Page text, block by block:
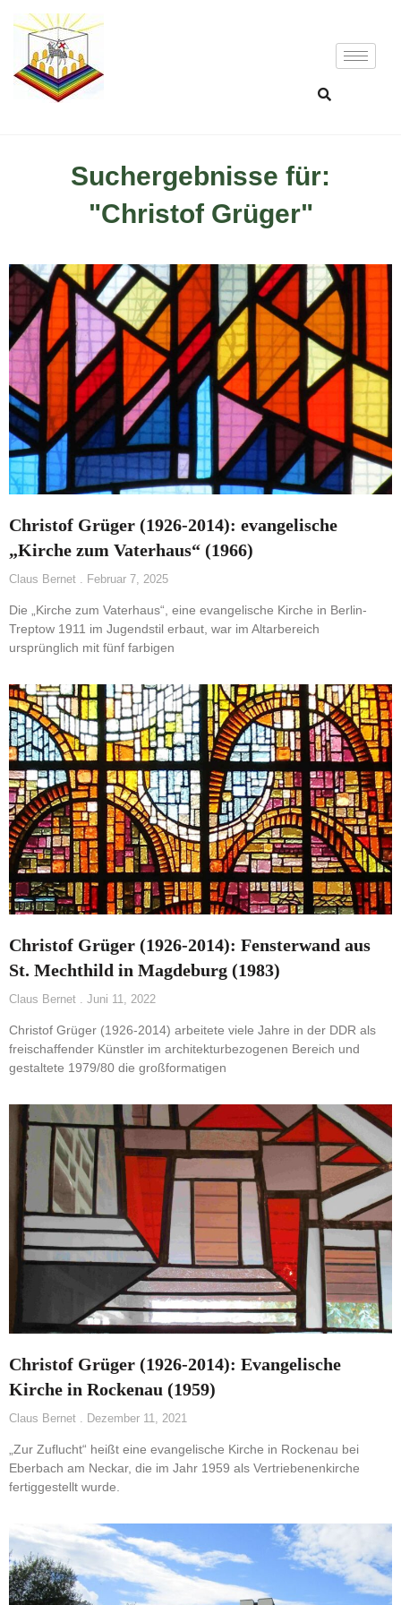
Suchergebnisse für:
"Christof Grüger"
Christof Grüger (1926-2014): evangelische
„Kirche zum Vaterhaus“ (1966)
Claus Bernet Februar 7, 2025
Die „Kirche zum Vaterhaus“, eine evangelische Kirche in Berlin-
Treptow 1911 im Jugendstil erbaut, war im Altarbereich
ursprünglich mit fünf farbigen
Christof Grüger (1926-2014): Fensterwand aus
St. Mechthild in Magdeburg (1983)
Claus Bernet Juni 11, 2022
Christof Grüger (1926-2014) arbeitete viele Jahre in der DDR als
freischaffender Künstler im architekturbezogenen Bereich und
gestaltete 1979/80 die großformatigen
Christof Grüger (1926-2014): Evangelische
Kirche in Rockenau (1959)
Claus Bernet Dezember 11, 2021
„Zur Zuflucht“ heißt eine evangelische Kirche in Rockenau bei
Eberbach am Neckar, die im Jahr 1959 als Vertriebenenkirche
fertiggestellt wurde.